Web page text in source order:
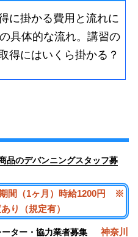
に掛かる費用と流れに
具体的な流れ。講習の
得にはいくら掛かる？
品のデバンニングスタッフ募
間（1ヶ月）時給1200円 ※
り（規定有）
ーター・協力業者募集 神奈川